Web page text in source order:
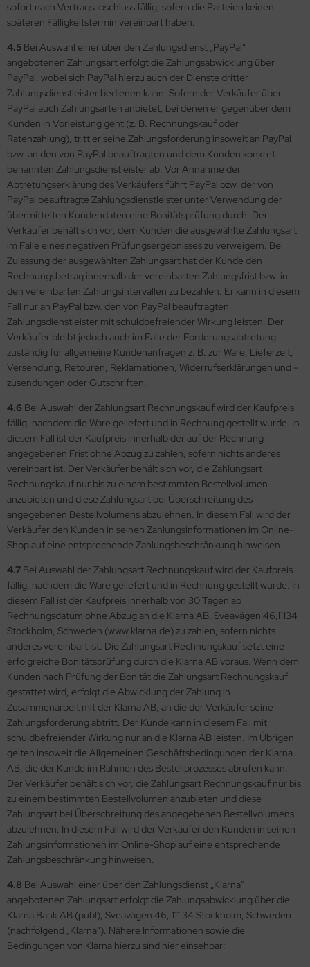
sofort nach Vertragsabschluss fällig, sofern die Parteien keinen
späteren Fälligkeitstermin vereinbart haben.
4.5 Bei Auswahl einer über den Zahlungsdienst „PayPal“
angebotenen Zahlungsart erfolgt die Zahlungsabwicklung über
PayPal, wobei sich PayPal hierzu auch der Dienste dritter
Zahlungsdienstleister bedienen kann. Sofern der Verkäufer über
PayPal auch Zahlungsarten anbietet, bei denen er gegenüber dem
Kunden in Vorleistung geht (z. B. Rechnungskauf oder
Ratenzahlung), tritt er seine Zahlungsforderung insoweit an PayPal
bzw. an den von PayPal beauftragten und dem Kunden konkret
benannten Zahlungsdienstleister ab. Vor Annahme der
Abtretungserklärung des Verkäufers führt PayPal bzw. der von
PayPal beauftragte Zahlungsdienstleister unter Verwendung der
übermittelten Kundendaten eine Bonitätsprüfung durch. Der
Verkäufer behält sich vor, dem Kunden die ausgewählte Zahlungsart
im Falle eines negativen Prüfungsergebnisses zu verweigern. Bei
Zulassung der ausgewählten Zahlungsart hat der Kunde den
Rechnungsbetrag innerhalb der vereinbarten Zahlungsfrist bzw. in
den vereinbarten Zahlungsintervallen zu bezahlen. Er kann in diesem
Fall nur an PayPal bzw. den von PayPal beauftragten
Zahlungsdienstleister mit schuldbefreiender Wirkung leisten. Der
Verkäufer bleibt jedoch auch im Falle der Forderungsabtretung
zuständig für allgemeine Kundenanfragen z. B. zur Ware, Lieferzeit,
Versendung, Retouren, Reklamationen, Widerrufserklärungen und -
zusendungen oder Gutschriften.
4.6 Bei Auswahl der Zahlungsart Rechnungskauf wird der Kaufpreis
fällig, nachdem die Ware geliefert und in Rechnung gestellt wurde. In
diesem Fall ist der Kaufpreis innerhalb der auf der Rechnung
angegebenen Frist ohne Abzug zu zahlen, sofern nichts anderes
vereinbart ist. Der Verkäufer behält sich vor, die Zahlungsart
Rechnungskauf nur bis zu einem bestimmten Bestellvolumen
anzubieten und diese Zahlungsart bei Überschreitung des
angegebenen Bestellvolumens abzulehnen. In diesem Fall wird der
Verkäufer den Kunden in seinen Zahlungsinformationen im Online-
Shop auf eine entsprechende Zahlungsbeschränkung hinweisen.
4.7 Bei Auswahl der Zahlungsart Rechnungskauf wird der Kaufpreis
fällig, nachdem die Ware geliefert und in Rechnung gestellt wurde. In
diesem Fall ist der Kaufpreis innerhalb von 30 Tagen ab
Rechnungsdatum ohne Abzug an die Klarna AB, Sveavägen 46,11134
Stockholm, Schweden (www.klarna.de) zu zahlen, sofern nichts
anderes vereinbart ist. Die Zahlungsart Rechnungskauf setzt eine
erfolgreiche Bonitätsprüfung durch die Klarna AB voraus. Wenn dem
Kunden nach Prüfung der Bonität die Zahlungsart Rechnungskauf
gestattet wird, erfolgt die Abwicklung der Zahlung in
Zusammenarbeit mit der Klarna AB, an die der Verkäufer seine
Zahlungsforderung abtritt. Der Kunde kann in diesem Fall mit
schuldbefreiender Wirkung nur an die Klarna AB leisten. Im Übrigen
gelten insoweit die Allgemeinen Geschäftsbedingungen der Klarna
AB, die der Kunde im Rahmen des Bestellprozesses abrufen kann.
Der Verkäufer behält sich vor, die Zahlungsart Rechnungskauf nur bis
zu einem bestimmten Bestellvolumen anzubieten und diese
Zahlungsart bei Überschreitung des angegebenen Bestellvolumens
abzulehnen. In diesem Fall wird der Verkäufer den Kunden in seinen
Zahlungsinformationen im Online-Shop auf eine entsprechende
Zahlungsbeschränkung hinweisen.
4.8 Bei Auswahl einer über den Zahlungsdienst „Klarna"
angebotenen Zahlungsart erfolgt die Zahlungsabwicklung über die
Klarna Bank AB (publ), Sveavägen 46, 111 34 Stockholm, Schweden
(nachfolgend „Klarna“). Nähere Informationen sowie die
Bedingungen von Klarna hierzu sind hier einsehbar: